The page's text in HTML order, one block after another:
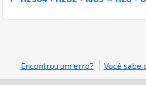
Encontrou um erro? Você sabe